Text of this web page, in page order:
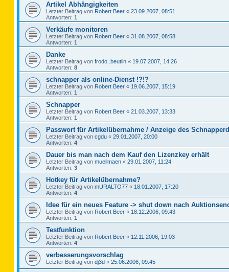
Artikel Abhängigkeiten
Letzter Beitrag von Robert Beer « 23.09.2007, 08:51
Antworten: 1
Verkäufe monitoren
Letzter Beitrag von Robert Beer « 31.08.2007, 08:58
Antworten: 1
Danke
Letzter Beitrag von frodo..beutlin « 19.07.2007, 14:26
Antworten: 8
schnapper als online-Dienst !?!?
Letzter Beitrag von Robert Beer « 19.06.2007, 15:19
Antworten: 1
Schnapper
Letzter Beitrag von Robert Beer « 21.03.2007, 13:33
Antworten: 1
Passwort für Artikelübernahme / Anzeige des
Letzter Beitrag von cgdu « 29.01.2007, 20:00
Antworten: 4
Dauer bis man nach dem Kauf den Lizenzkey erhält
Letzter Beitrag von muellmaen « 29.01.2007, 11:24
Antworten: 3
Hotkey für Artikelübernahme?
Letzter Beitrag von mURALTO77 « 18.01.2007, 17:20
Antworten: 4
Idee für ein neues Feature -> shut down nach
Letzter Beitrag von Robert Beer « 18.12.2006, 09:43
Antworten: 1
Testfunktion
Letzter Beitrag von Robert Beer « 12.11.2006, 19:03
Antworten: 4
verbesserungsvorschlag
Letzter Beitrag von dj3d « 25.06.2006, 09:45